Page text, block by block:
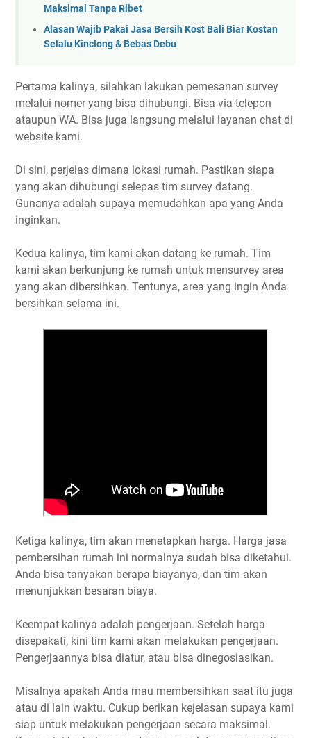
Maksimal Tanpa Ribet
Alasan Wajib Pakai Jasa Bersih Kost Bali Biar Kostan
Selalu Kinclong & Bebas Debu
Pertama kalinya, silahkan lakukan pemesanan survey
melalui nomer yang bisa dihubungi. Bisa via telepon
ataupun WA. Bisa juga langsung melalui layanan chat di
website kami.
Di sini, perjelas dimana lokasi rumah. Pastikan siapa
yang akan dihubungi selepas tim survey datang.
Gunanya adalah supaya memudahkan apa yang Anda
inginkan.
Kedua kalinya, tim kami akan datang ke rumah. Tim
kami akan berkunjung ke rumah untuk mensurvey area
yang akan dibersihkan. Tentunya, area yang ingin Anda
bersihkan selama ini.
Ketiga kalinya, tim akan menetapkan harga. Harga jasa
pembersihan rumah ini normalnya sudah bisa diketahui.
Anda bisa tanyakan berapa biayanya, dan tim akan
menunjukkan besaran biaya.
Keempat kalinya adalah pengerjaan. Setelah harga
disepakati, kini tim kami akan melakukan pengerjaan.
Pengerjaannya bisa diatur, atau bisa dinegosiasikan.
Misalnya apakah Anda mau membersihkan saat itu juga
atau di lain waktu. Cukup berikan kejelasan supaya kami
siap untuk melakukan pengerjaan secara maksimal.